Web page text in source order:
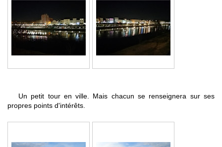
Un petit tour en ville. Mais chacun se renseignera sur ses
propres points d'intérêts.